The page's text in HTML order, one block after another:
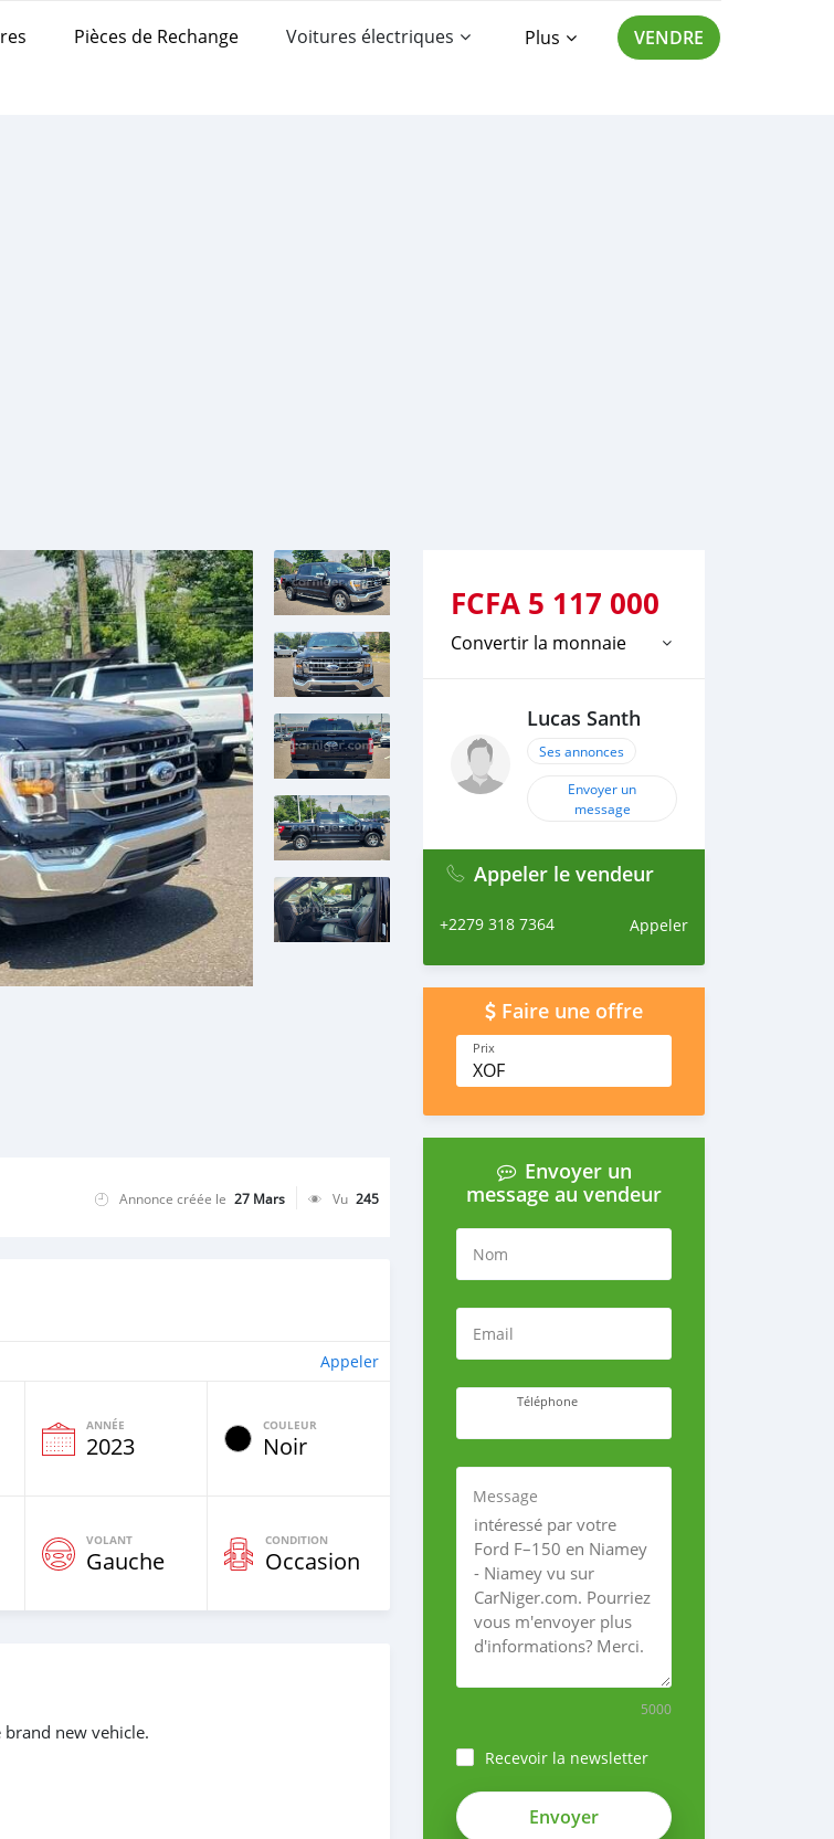
Pièces de Rechange Voitures électriques Plus VENDRE
Annonce créée le 27 Mars Vu 245
Appeler
ANNÉE
2023
COULEUR
Noir
VOLANT
Gauche
CONDITION
Occasion
new vehicle.
FCFA 5 117 000
Convertir la monnaie
Lucas Santh
Ses annonces
Envoyer un
message
Appeler le vendeur
+2279 318 7364 Appeler
Faire une offre
Prix
XOF
Envoyer un
message au vendeur
Nom
Email
Téléphone
Message
5000
Recevoir la newsletter